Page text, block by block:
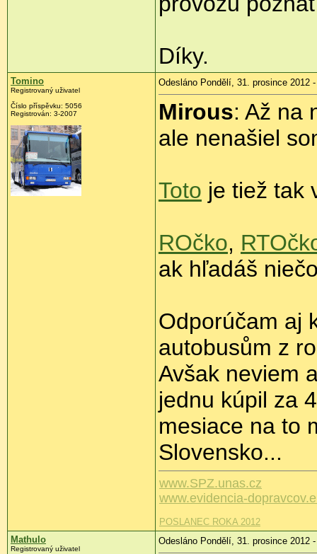
Díky.
Tomino
Registrovaný uživatel
Číslo příspěvku: 5056
Registrován: 3-2007
Odesláno Pondělí, 31. prosince 2012
Mirous: Až na
ale nenašiel
Toto je tiež tak
ROčko,
ak hľadáš
Odporúčam aj
autobusům z
Avšak neviem
jednu kúpil za
mesiace na to
Slovensko...
www.SPZ.unas.cz
www.evidencia-
POSLANEC ROKA 2012
Mathulo
Registrovaný uživatel
Odesláno Pondělí, 31. prosince 2012